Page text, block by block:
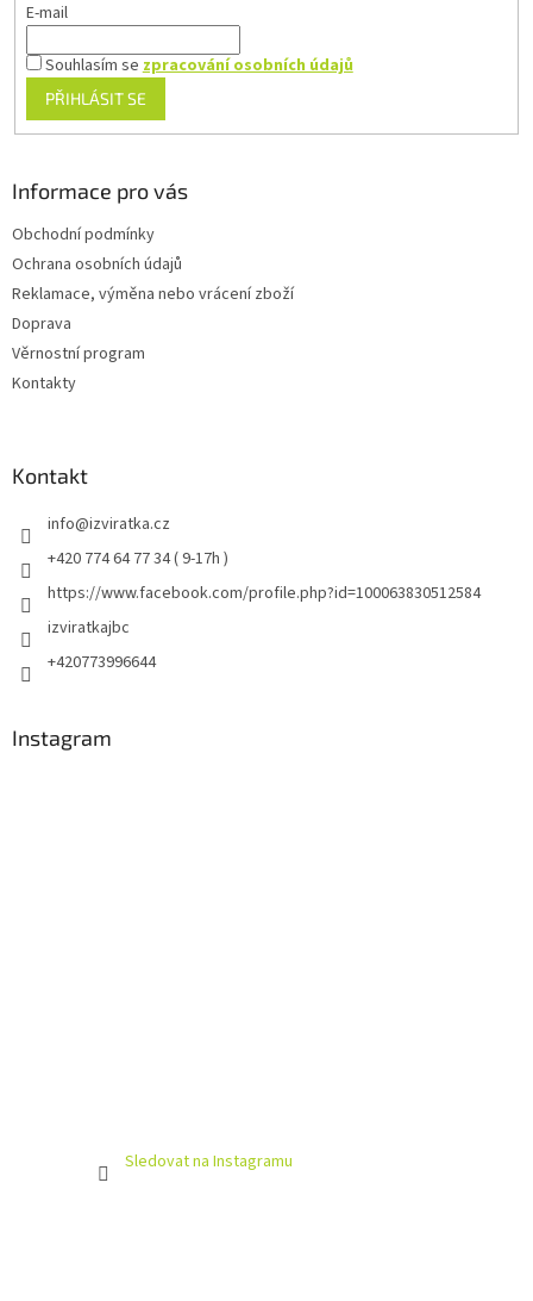
E-mail
Souhlasím sezpracování osobních údajů
PŘIHLÁSIT SE
Informace pro vás
Obchodní podmínky
Ochrana osobních údajů
Reklamace, výměna nebo vrácení zboží
Doprava
Věrnostní program
Kontakty
Kontakt
info@izviratka.cz
+420 774 64 77 34 ( 9-17h )
https://www.facebook.com/profile.php?id=100063830512584
izviratkajbc
+420773996644
Instagram
Sledovat na Instagramu